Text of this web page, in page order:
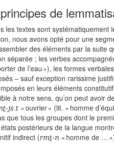
de
les textes sont
nous avons opté pour une
des éléments par la suite
séparée ; les verbes
de l’eau »), les formes
– sauf exception rarissime
en leurs éléments
à notre sens, qu’on peut avoir
js.t « ouvrier » (lit. « homme
que tous les groupes dont le
postérieurs de la langue
indirect (rmṯ-n « homme de …